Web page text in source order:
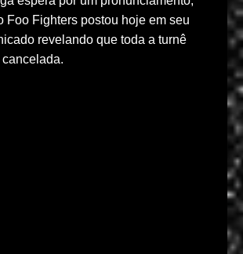
Foo Fighters postou hoje em seu
revelando que toda a turnê